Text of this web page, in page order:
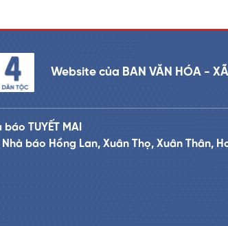
Website của BAN VĂN HÓA -
TUYẾT MAI
báo Hồng Lan, Xuân Thọ, Xuân Thân,